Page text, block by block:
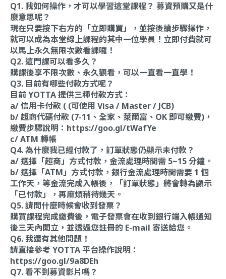
Q1. 我如何操作，才可以學習這堂課程？ 募資預購又是什
麼意思呢？
現在只要按下右方的「立即購買」，並按後續步驟操作，
就可以成為本堂線上課程的其中一位學員！立即付費就可
以馬上永久無限次數看課囉！
Q2. 這門課可以看多久？
購課後享不限次數、永久觀看，可以一直看一直學！
Q3. 目前有哪些付款方式呢？
目前 YOTTA 提供三種付款方式：
a/ 信用卡付款 ( (可使用 Visa / Master / JCB)
b/ 超商代碼付款 (7-11、全家、萊爾富、OK 即可繳費)，
繳費步驟說明： https://goo.gl/tWafYe
c/ ATM 轉帳
Q4. 為什麼我已經付款了，訂單狀態仍顯示未付款？
a/ 選擇「超商」方式付款，金流處理時間需 5~15 分鐘。
b/ 選擇「ATM」方式付款，銀行金流處理時間需要 1 個
工作天，等金流完成入帳後，「訂單狀態」將會轉為顯示
「已付款」，再麻煩稍待幾天。
Q5. 請問什麼時候會收到發票？
購買課程完成繳費後，電子發票會在收到銀行端入帳通知
後三天內開立，並透過您註冊的 E-mail 寄送給您。
Q6. 我還有其他問題！
請直接參考 YOTTA 平台操作說明：
https://goo.gl/9a8DEh
Q7. 看不到募資影片嗎？